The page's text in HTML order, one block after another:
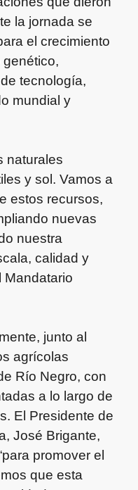
la jornada se
el crecimiento
tecnología,
mundial y
naturales
y sol. Vamos a
estos recursos,
nuevas
nuestra
calidad y
Mandatario
junto al
agrícolas
Río Negro, con
a lo largo de
El Presidente de
José Brigante,
promover el
que esta